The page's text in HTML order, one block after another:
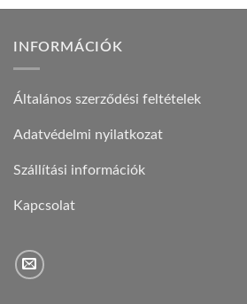
INFORMÁCIÓK
Általános szerződési feltételek
Adatvédelmi nyilatkozat
Szállítási információk
Kapcsolat